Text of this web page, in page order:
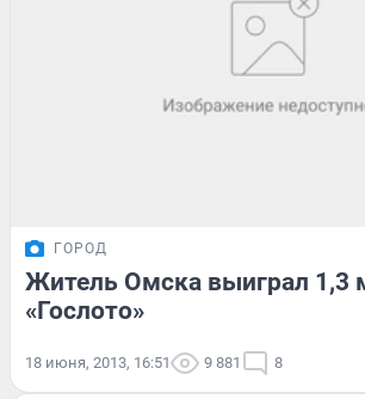
ГОРОД
Житель Омска выиграл 1,3
«Гослото»
18 июня, 2013, 16:51 9 881 8